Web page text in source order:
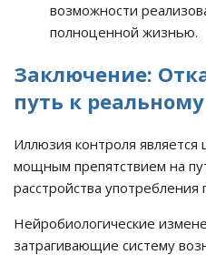
возможности
полноценной жизнью.
Заключение:
путь к
Иллюзия контроля
мощным препятствием на
расстройства
Нейробиологические
затрагивающие систему